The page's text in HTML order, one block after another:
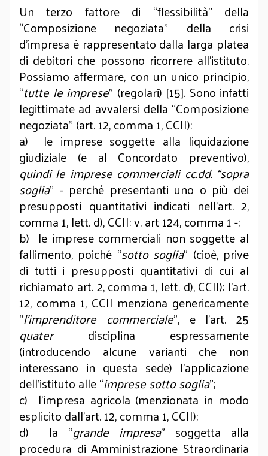
Un terzo fattore di “flessibilità” della
“Composizione negoziata” della crisi
d’impresa è rappresentato dalla larga platea
di debitori che possono ricorrere all’istituto.
Possiamo affermare, con un unico principio,
“tutte le imprese” (regolari) [15]. Sono infatti
legittimate ad avvalersi della “Composizione
negoziata” (art. 12, comma 1, CCII):
a) le imprese soggette alla liquidazione
giudiziale (e al Concordato preventivo),
quindi le imprese commerciali cc.dd. “sopra
soglia” - perché presentanti uno o più dei
presupposti quantitativi indicati nell’art. 2,
comma 1, lett. d), CCII: v. art 124, comma 1 -;
b) le imprese commerciali non soggette al
fallimento, poiché “sotto soglia” (cioè, prive
di tutti i presupposti quantitativi di cui al
richiamato art. 2, comma 1, lett. d), CCII): l’art.
12, comma 1, CCII menziona genericamente
“l’im­pren­ditore commerciale”, e l’art. 25
quaterdisciplina espressamente
(introducendo alcune varianti che non
interessano in questa sede) l’applicazione
dell’istituto alle “imprese sotto soglia”;
c) l’impresa agricola (menzionata in modo
esplicito dall’art. 12, comma 1, CCII);
d) la “grande impresa” soggetta alla
procedura di Amministrazione Straordinaria